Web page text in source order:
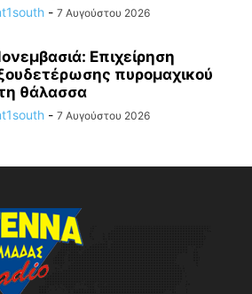
- 7 Αυγούστου 2026
Επιχείρηση
πυρομαχικού
θάλασσα
- 7 Αυγούστου 2026